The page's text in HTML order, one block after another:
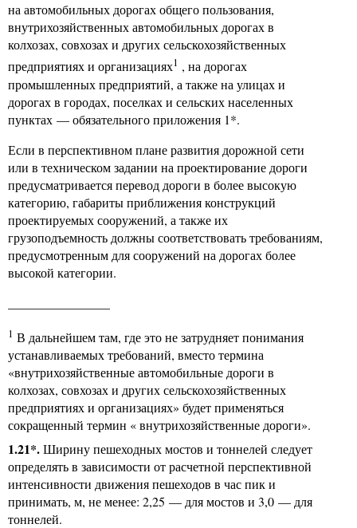
на автомобильных дорогах общего пользования,
внутрихозяйственных автомобильных дорогах в
колхозах, совхозах и других сельскохозяйственных
предприятиях и организациях1 , на дорогах
промышленных предприятий, а также на улицах и
дорогах в городах, поселках и сельских населенных
пунктах — обязательного приложения 1*.
Если в перспективном плане развития дорожной сети
или в техническом задании на проектирование дороги
предусматривается перевод дороги в более высокую
категорию, габариты приближения конструкций
проектируемых сооружений, а также их
грузоподъемность должны соответствовать требованиям,
предусмотренным для сооружений на дорогах более
высокой категории.
1 В дальнейшем там, где это не затрудняет понимания
устанавливаемых требований, вместо термина
«внутрихозяйственные автомобильные дороги в
колхозах, совхозах и других сельскохозяйственных
предприятиях и организациях» будет применяться
сокращенный термин « внутрихозяйственные дороги».
1.21*.Ширину пешеходных мостов и тоннелей следует
определять в зависимости от расчетной перспективной
интенсивности движения пешеходов в час пик и
принимать, м, не менее: 2,25 — для мостов и 3,0 — для
тоннелей.